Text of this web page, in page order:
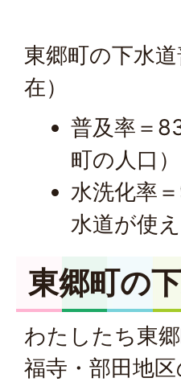
東郷町の下水
在）
普及率＝
町の人口）
水洗化率
水道が使
東郷町の
わたしたち東
福寺・部田地